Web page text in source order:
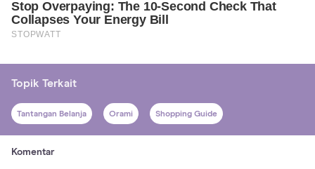
Topik Terkait
Tantangan Belanja Orami Shopping Guide
Komentar